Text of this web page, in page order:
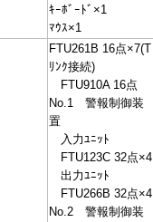
ｷｰﾎﾞｰﾄﾞ×1
ﾏｳｽ×1
FTU261B 16点×7(T
ﾘﾝｸ接続)
FTU910A 16点
No.1 警報制御装
置
入力ﾕﾆｯﾄ
FTU123C 32点×4
出力ﾕﾆｯﾄ
FTU266B 32点×4
No.2 警報制御装